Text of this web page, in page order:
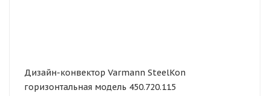
Дизайн-конвектор Varmann SteelKon
горизонтальная модель 450.720.115